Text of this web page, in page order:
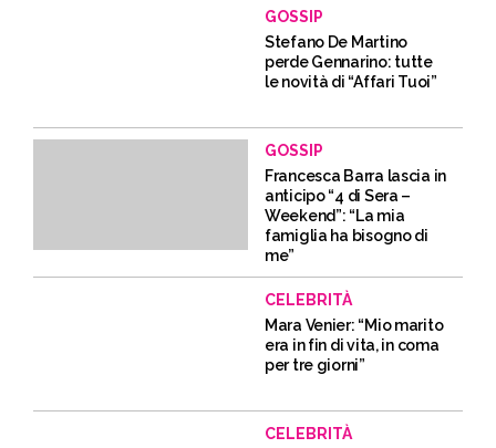
GOSSIP
Stefano De Martino
perde Gennarino: tutte
le novità di “Affari Tuoi”
GOSSIP
Francesca Barra lascia in
anticipo “4 di Sera –
Weekend”: “La mia
famiglia ha bisogno di
me”
CELEBRITÀ
Mara Venier: “Mio marito
era in fin di vita, in coma
per tre giorni”
CELEBRITÀ